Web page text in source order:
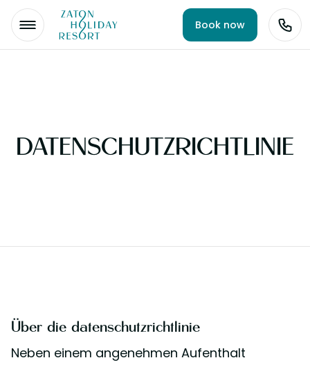
Book now
DATENSCHUTZRICHTLINIE
Über die datenschutzrichtlinie
Neben einem angenehmen Aufenthalt